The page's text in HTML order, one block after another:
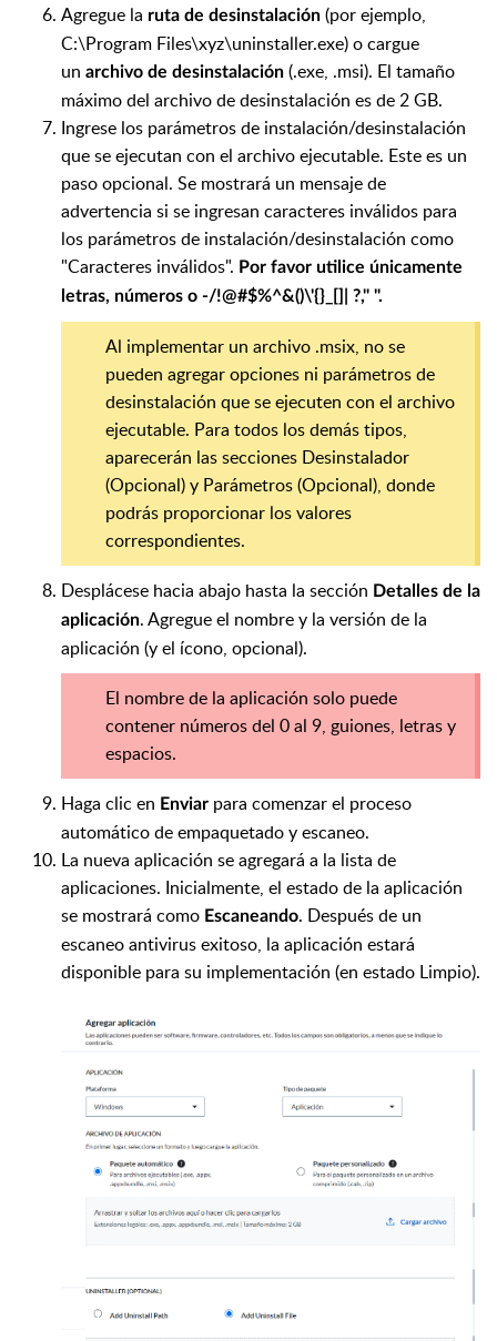
Agregue la ruta de desinstalación (por ejemplo,
C:\Program Files\xyz\uninstaller.exe) o cargue
un archivo de desinstalación (.exe, .msi). El tamaño
máximo del archivo de desinstalación es de 2 GB.
Ingrese los parámetros de instalación/desinstalación
que se ejecutan con el archivo ejecutable. Este es un
paso opcional. Se mostrará un mensaje de
advertencia si se ingresan caracteres inválidos para
los parámetros de instalación/desinstalación como
"Caracteres inválidos". Por favor utilice únicamente
letras, números o -/!@#$%^&()\'{}_[]| ?," ".
Al implementar un archivo .msix, no se
pueden agregar opciones ni parámetros de
desinstalación que se ejecuten con el archivo
ejecutable. Para todos los demás tipos,
aparecerán las secciones Desinstalador
(Opcional) y Parámetros (Opcional), donde
podrás proporcionar los valores
correspondientes.
Desplácese hacia abajo hasta la sección Detalles de la
aplicación. Agregue el nombre y la versión de la
aplicación (y el ícono, opcional).
El nombre de la aplicación solo puede
contener números del 0 al 9, guiones, letras y
espacios.
Haga clic en Enviar para comenzar el proceso
automático de empaquetado y escaneo.
La nueva aplicación se agregará a la lista de
aplicaciones. Inicialmente, el estado de la aplicación
se mostrará como Escaneando. Después de un
escaneo antivirus exitoso, la aplicación estará
disponible para su implementación (en estado Limpio).